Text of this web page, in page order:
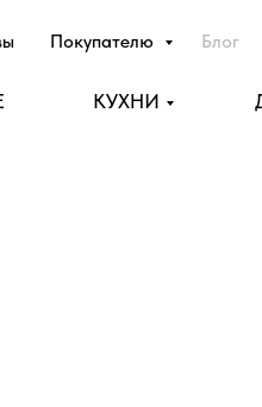
Покупателю Блог
КУХНИ